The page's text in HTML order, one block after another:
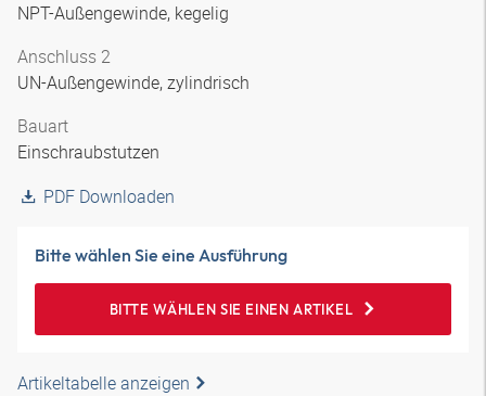
NPT-Außengewinde, kegelig
Anschluss 2
UN-Außengewinde, zylindrisch
Bauart
Einschraubstutzen
PDF Downloaden
Bitte wählen Sie eine Ausführung
BITTE WÄHLEN SIE EINEN ARTIKEL
Artikeltabelle anzeigen